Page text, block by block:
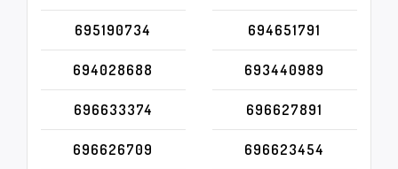
695190734 694651791
694028688 693440989
696633374 696627891
696626709 696623454